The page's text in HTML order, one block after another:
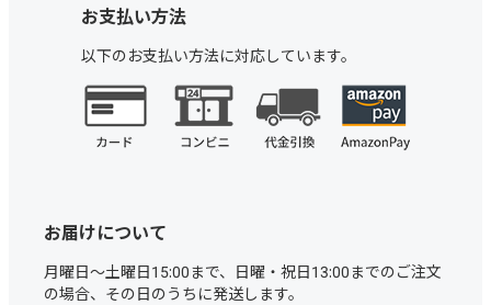
お支払い方法
以下のお支払い方法に対応しています。
お届けについて
月曜日～土曜日15:00まで、日曜・祝日13:00までのご注文
の場合、その日のうちに発送します。